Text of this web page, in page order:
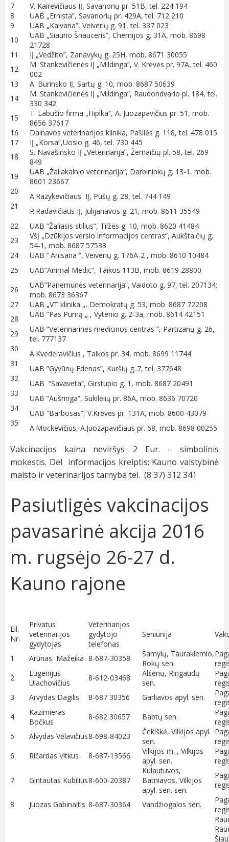
7
V. Kairevičiaus IĮ, Savanorių pr. 51B, tel. 224 194
8
UAB „Ernista”, Savanorių pr. 429A, tel. 712 210
9
UAB „Kaivana”, Veiverių g. 91, tel. 337 023
10
UAB „Siaurio Šnauceris”, Chemijos g. 31A, mob. 8698
21728
11
IĮ „Vedžito”, Zanavykų g. 25H, mob. 8671 30055
12
M. Stankevičienės IĮ „Mildinga”, V. Krėvės pr. 97A, tel. 460
002
13
A. Burinsko IĮ, Sartų g. 10, mob. 8687 50639
14
M. Stankevičienės IĮ „Mildinga”, Raudondvario pl. 184, tel.
330 342
15
T. Labučio firma „Hipika“, A. Juozapavičius pr. 51, mob.
8656 37617
16
Dainavos veterinarijos klinika, Pašilės g. 118, tel. 478 015
17
IĮ „Korsa“,Uosio g. 46, tel. 730 445
18
S. Navašinsko IĮ „Veterinarija”, Žemaičių pl. 58, tel. 269
849
19
20
21
UAB „Žaliakalnio veterinarija“, Darbininkų g. 13-1, mob.
8601 23667
A.Razykevičiaus IĮ, Pušų g. 28, tel. 744 149
R.Radavičiaus IĮ, Julijanavos g. 21, mob. 8611 35549
22
UAB “Žaliasis stilius“, Tilžės g. 10, mob. 8620 41484
23
VšĮ „Dzūkijos verslo informacijos centras“, Aukštaičių g.
54-1, mob. 8687 57533
24
25
UAB ‘’ Anisana “, Veiverių g. 176A-2 , mob. 8610 10484
UAB”Animal Medic”, Taikos 113B, mob. 8619 28800
26
UAB”Panemunės veterinarija”, Vaidoto g. 97, tel. 207134;
mob. 8673 36367
27
UAB „VT klinika „, Demokratų g. 53, mob. 8687 72208
28
29
30
31
32
33
34
35
UAB ”Pas Pumą „ , Vytenio g. 2-3a, mob. 8614 42151
UAB ”Veterinarinės medicinos centras ”, Partizanų g. 26,
tel. 777137
A.Kvederavičius , Taikos pr. 34, mob. 8699 11744
UAB ”Gyvūnų Edenas”, Kuršių g..7, tel. 377648
UAB “Savaveta”, Girstupio g. 1, mob. 8687 20491
UAB “Aušringa”, Sukilėlių pr. 86A, mob. 8636 70720
UAB ”Barbosas”, V.Krėvės pr. 131A, mob. 8600 43079
A.Mockevičius, A.Juozapavičiaus pr. 68, mob. 8698 00255
Vakcinacijos kaina neviršys 2 Eur. – simbolinis
mokestis. Dėl informacijos kreiptis: Kauno valstybinė
maisto ir veterinarijos tarnyba tel. (8 37) 312 341
Pasiutligės vakcinacijos
pavasarinė akcija 2016
m. rugsėjo 26-27 d.
Kauno rajone
Eil.
Nr.
Privatus
veterinarijos
gydytojas
Veterinarijos
gydytojo
telefonas
Seniūnija
1 Arūnas Mažeika 8-687-30358
Samylų, Taurakiemio,
Rokų sen.
2
Eugenijus
Ulachovičius
8-612-03468
Alšėnų, Ringaudų
sen.
3
Arvydas Dagilis 8-687 30356 Garliavos apyl. sen.
4
Kazimieras
Bočkus
8-682 30657 Babtų sen.
5
Alvydas Vėlavičius8-698-84023
Čekiškė, Vilkijos apyl.
sen.
6
Ričardas Vitkus 8-687-13566
Vilkijos m. , Vilkijos
apyl. sen.
7
Gintautas Kubilius8-600-20387
Kulautuvos,
Batniavos, Vilkijos
apyl. sen. sen.
8
Juozas Gabinaitis 8-687-30364 Vandžiogalos sen.